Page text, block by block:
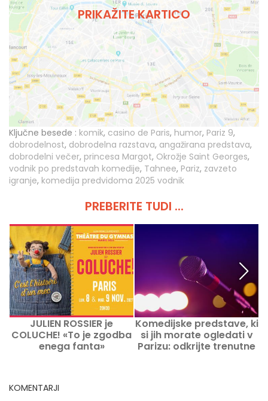
PRIKAŽITE KARTICO
Ključne besede : komik, casino de Paris, humor, Pariz 9,
dobrodelnost, dobrodelna razstava, angažirana predstava,
dobrodelni večer, princesa Margot, Okrožje Saint Georges,
vodnik po predstavah komedije, Tahnee, Pariz, zavzeto
igranje, komedija predvidoma 2025 vodnik
PREBERITE TUDI ...
JULIEN ROSSIER je
COLUCHE! «To je zgodba
enega fanta»
Komedijske predstave, ki
si jih morate ogledati v
Parizu: odkrijte trenutne
KOMENTARJI